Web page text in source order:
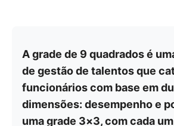
A grade de 9 quadrados é
de gestão de talentos que
funcionários com base em
dimensões: desempenho e
uma grade 3×3, com cada